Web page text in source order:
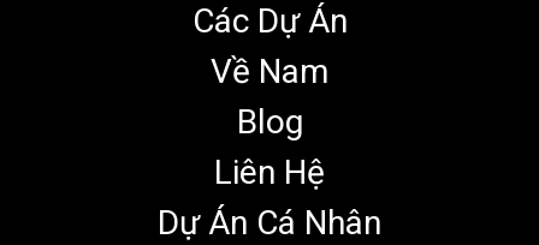
Các Dự Án
Về Nam
Blog
Liên Hệ
Dự Án Cá Nhân